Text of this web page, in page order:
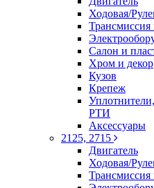
Ходовая/
Салон и
Хром и декор
Кузов
Крепеж
РТИ
Аксессуары
2125, 2715
Двигатель
Ходовая/